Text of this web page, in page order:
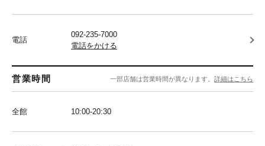
電話
092-235-7000
電話をかける
営業時間 一部店舗は営業時間が異なります。 詳細はこちら
全館 10:00-20:30